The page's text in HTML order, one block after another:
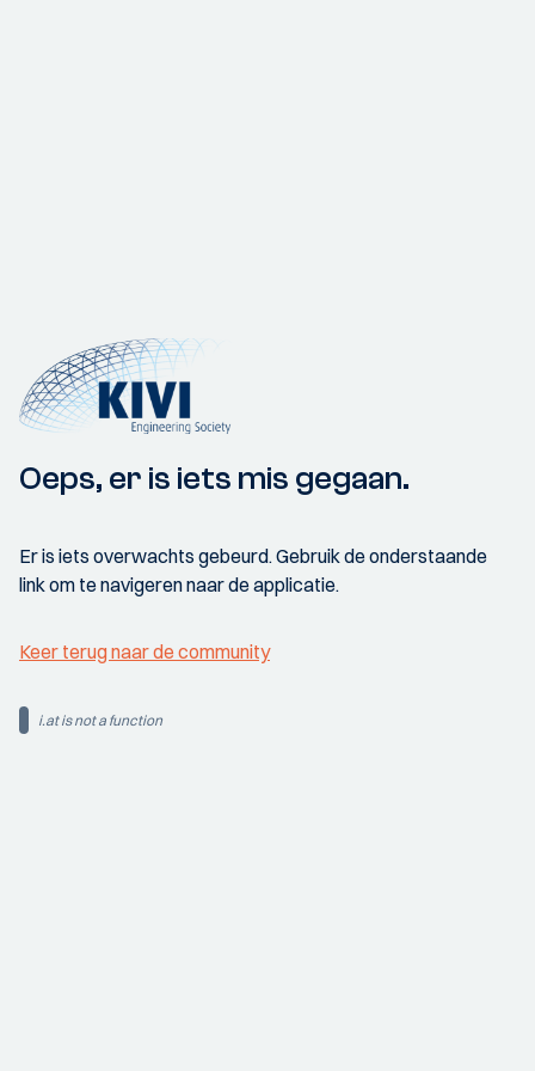
Oeps, er is iets mis gegaan.
Er is iets overwachts gebeurd. Gebruik de onderstaande
link om te navigeren naar de applicatie.
Keer terug naar de community
i.at is not a function